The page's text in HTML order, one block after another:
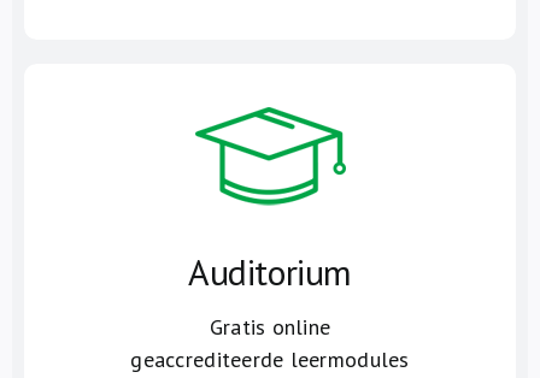
Auditorium
Gratis online
geaccrediteerde leermodules